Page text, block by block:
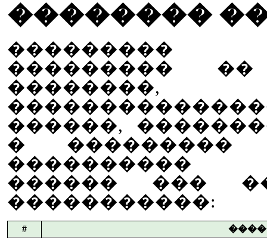
��������
���������
��������� ��
��������,
������,
� ���������
����������
������ ���
�����������:
#